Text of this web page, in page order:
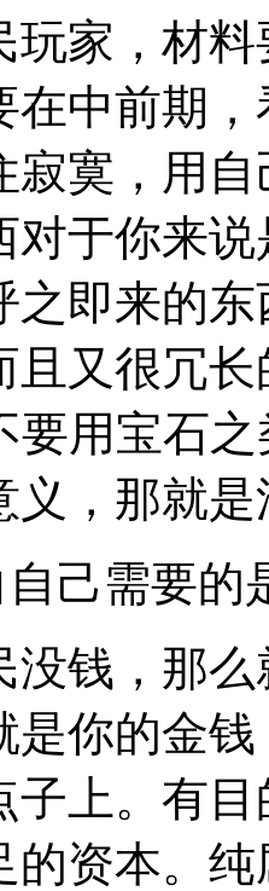
，材料
在中前期
寂寞，用
对于你来
之即来的
且又很冗
要用宝石
义，那就
需要的
，那么
是你的金
子上。有
的资本。